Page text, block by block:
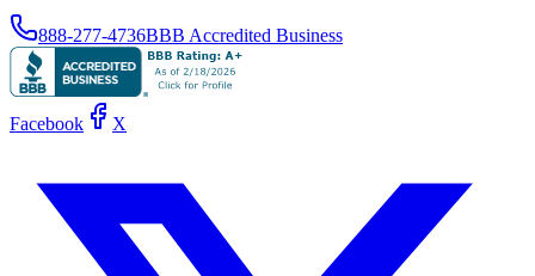
888-277-4736BBB Accredited Business
Facebook X